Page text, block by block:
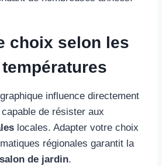
choix selon les
influence directement
de résister aux
locales. Adapter votre choix
régionales garantit la
salon de jardin.